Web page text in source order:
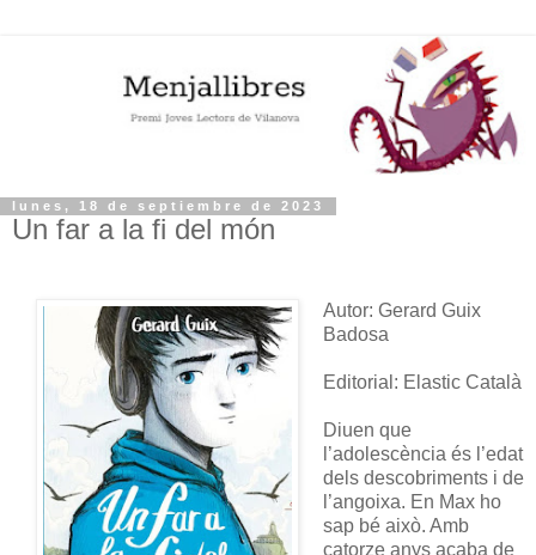
lunes, 18 de septiembre de 2023
Un far a la fi del món
Autor: Gerard Guix
Badosa
Editorial: Elastic Català
Diuen que
l’adolescència és l’edat
dels descobriments i de
l’angoixa. En Max ho
sap bé això. Amb
catorze anys acaba de